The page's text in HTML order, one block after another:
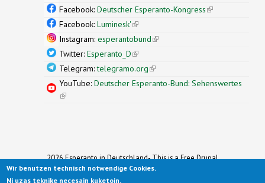
external)
Facebook: Deutscher Esperanto-Kongress(link is
Facebook: Luminesk'(link is external)
Instagram: esperantobund(link is external)
Twitter: Esperanto_D(link is external)
Telegram:telegramo.org(link is external)
YouTube: Deutscher Esperanto-Bund: Sehenswertes
(link is external)
2026 Esperanto in Deutschland- This is a Free Drupal
Theme
Ported to Drupal for the Open Source Community by
Wir benutzen technisch notwendige Cookies.
Ni uzas teknike necesajn kuketojn.